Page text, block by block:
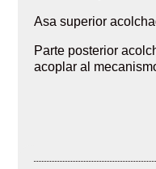
Asa superior
Parte posterior
acoplar al